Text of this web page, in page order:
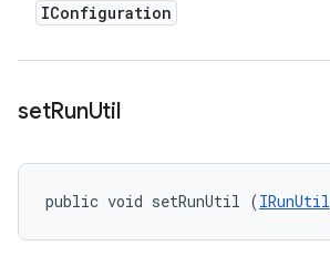
IConfiguration
setRunUtil
public void setRunUtil (IRunUtil